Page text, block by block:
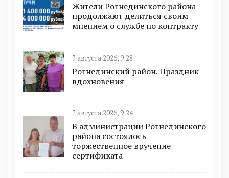
Жители Рогнединского района
продолжают делиться своим
мнением о службе по контракту
7 августа 2026, 9:28
Рогнединский район. Праздник
вдохновения
7 августа 2026, 9:24
В администрации Рогнединского
района состоялось
торжественное вручение
сертификата